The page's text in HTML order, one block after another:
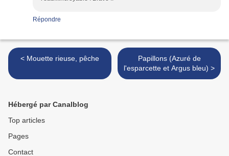
Répondre
< Mouette rieuse, pêche
Papillons (Azuré de
l'esparcette et Argus bleu) >
Hébergé par Canalblog
Top articles
Pages
Contact